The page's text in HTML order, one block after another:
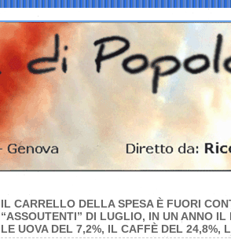
IL CARRELLO DELLA SPESA È FUORI
“ASSOUTENTI” DI LUGLIO, IN UN ANNO
LE UOVA DEL 7,2%, IL CAFFÈ DEL 24,8%,